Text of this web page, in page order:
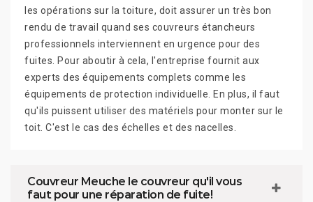
les opérations sur la toiture, doit assurer un très bon
rendu de travail quand ses couvreurs étancheurs
professionnels interviennent en urgence pour des
fuites. Pour aboutir à cela, l'entreprise fournit aux
experts des équipements complets comme les
équipements de protection individuelle. En plus, il faut
qu'ils puissent utiliser des matériels pour monter sur le
toit. C'est le cas des échelles et des nacelles.
Couvreur Meuche le couvreur qu'il vous
faut pour une réparation de fuite!